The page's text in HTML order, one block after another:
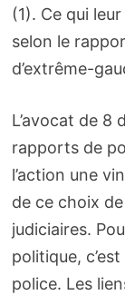
(1). Ce qui
selon le
d’extrême-
L’avocat de 8
rapports de
l’action une
de ce choix
judiciaires.
politique,
police. Les